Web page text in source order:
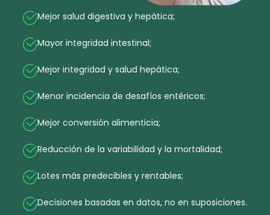
Mejor salud digestiva y hepática;
Mayor integridad intestinal;
Mejor integridad y salud hepática;
Menor incidencia de desafíos entéricos;
Mejor conversión alimenticia;
Reducción de la variabilidad y la mortalidad;
Lotes más predecibles y rentables;
Decisiones basadas en datos, no en suposiciones.